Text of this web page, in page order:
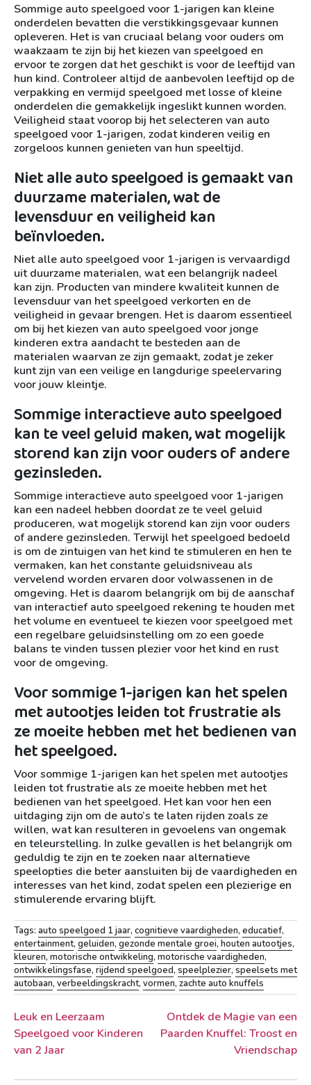
Sommige auto speelgoed voor 1-jarigen kan kleine
onderdelen bevatten die verstikkingsgevaar kunnen
opleveren. Het is van cruciaal belang voor ouders om
waakzaam te zijn bij het kiezen van speelgoed en
ervoor te zorgen dat het geschikt is voor de leeftijd van
hun kind. Controleer altijd de aanbevolen leeftijd op de
verpakking en vermijd speelgoed met losse of kleine
onderdelen die gemakkelijk ingeslikt kunnen worden.
Veiligheid staat voorop bij het selecteren van auto
speelgoed voor 1-jarigen, zodat kinderen veilig en
zorgeloos kunnen genieten van hun speeltijd.
Niet alle auto speelgoed is gemaakt van
duurzame materialen, wat de
levensduur en veiligheid kan
beïnvloeden.
Niet alle auto speelgoed voor 1-jarigen is vervaardigd
uit duurzame materialen, wat een belangrijk nadeel
kan zijn. Producten van mindere kwaliteit kunnen de
levensduur van het speelgoed verkorten en de
veiligheid in gevaar brengen. Het is daarom essentieel
om bij het kiezen van auto speelgoed voor jonge
kinderen extra aandacht te besteden aan de
materialen waarvan ze zijn gemaakt, zodat je zeker
kunt zijn van een veilige en langdurige speelervaring
voor jouw kleintje.
Sommige interactieve auto speelgoed
kan te veel geluid maken, wat mogelijk
storend kan zijn voor ouders of andere
gezinsleden.
Sommige interactieve auto speelgoed voor 1-jarigen
kan een nadeel hebben doordat ze te veel geluid
produceren, wat mogelijk storend kan zijn voor ouders
of andere gezinsleden. Terwijl het speelgoed bedoeld
is om de zintuigen van het kind te stimuleren en hen te
vermaken, kan het constante geluidsniveau als
vervelend worden ervaren door volwassenen in de
omgeving. Het is daarom belangrijk om bij de aanschaf
van interactief auto speelgoed rekening te houden met
het volume en eventueel te kiezen voor speelgoed met
een regelbare geluidsinstelling om zo een goede
balans te vinden tussen plezier voor het kind en rust
voor de omgeving.
Voor sommige 1-jarigen kan het spelen
met autootjes leiden tot frustratie als
ze moeite hebben met het bedienen van
het speelgoed.
Voor sommige 1-jarigen kan het spelen met autootjes
leiden tot frustratie als ze moeite hebben met het
bedienen van het speelgoed. Het kan voor hen een
uitdaging zijn om de auto’s te laten rijden zoals ze
willen, wat kan resulteren in gevoelens van ongemak
en teleurstelling. In zulke gevallen is het belangrijk om
geduldig te zijn en te zoeken naar alternatieve
speelopties die beter aansluiten bij de vaardigheden en
interesses van het kind, zodat spelen een plezierige en
stimulerende ervaring blijft.
Tags: auto speelgoed 1 jaar, cognitieve vaardigheden, educatief,
entertainment, geluiden, gezonde mentale groei, houten autootjes,
kleuren, motorische ontwikkeling, motorische vaardigheden,
ontwikkelingsfase, rijdend speelgoed, speelplezier, speelsets met
autobaan, verbeeldingskracht, vormen, zachte auto knuffels
Berichtnavigatie
Leuk en Leerzaam
Speelgoed voor Kinderen
van 2 Jaar
Ontdek de Magie van een
Paarden Knuffel: Troost en
Vriendschap